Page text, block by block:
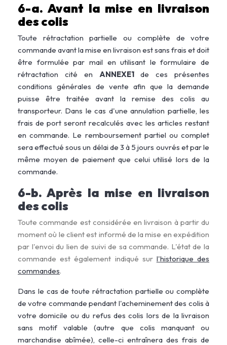
6-a. Avant la mise en livraison
des colis
Toute rétractation partielle ou complète de votre
commande avant la mise en livraison est sans frais et doit
être formulée par mail en utilisant le formulaire de
rétractation cité en ANNEXE1de ces présentes
conditions générales de vente afin que la demande
puisse être traitée avant la remise des colis au
transporteur. Dans le cas d'une annulation partielle, les
frais de port seront recalculés avec les articles restant
en commande. Le remboursement partiel ou complet
sera effectué sous un délai de 3 à 5 jours ouvrés et par le
même moyen de paiement que celui utilisé lors de la
commande.
6-b. Après la mise en livraison
des colis
Toute commande est considérée en livraison à partir du
moment où le client est informé de la mise en expédition
par l'envoi du lien de suivi de sa commande. L'état de la
commande est également indiqué sur l'historique des
commandes.
Dans le cas de toute rétractation partielle ou complète
de votre commande pendant l'acheminement des colis à
votre domicile ou du refus des colis lors de la livraison
sans motif valable (autre que colis manquant ou
marchandise abîmée), celle-ci entraînera des frais de